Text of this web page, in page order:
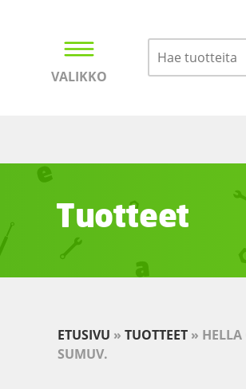
VALIKKO
Tuotteet
ETUSIVU » TUOTTEET »
SUMUV.